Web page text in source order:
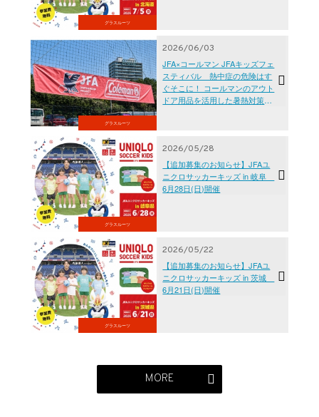
グラスルーツ
グラスルーツ
2026/06/03
JFA×コールマン JFAキッズフェ
スティバル 熱中症の危険はす
ぐそこに！ コールマンのアウト
ドア用品を活用した暑熱対策を
グラスルーツ
2026/05/28
【追加募集のお知らせ】JFAユ
ニクロサッカーキッズ in 岐阜
6月28日(日)開催
グラスルーツ
2026/05/22
【追加募集のお知らせ】JFAユ
ニクロサッカーキッズ in 茨城
6月21日(日)開催
MORE